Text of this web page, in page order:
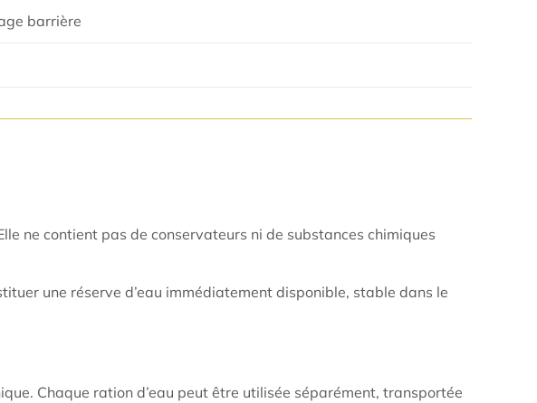
barrière
ne contient pas de conservateurs ni de substances chimiques
une réserve d’eau immédiatement disponible, stable dans le
Chaque ration d’eau peut être utilisée séparément, transportée